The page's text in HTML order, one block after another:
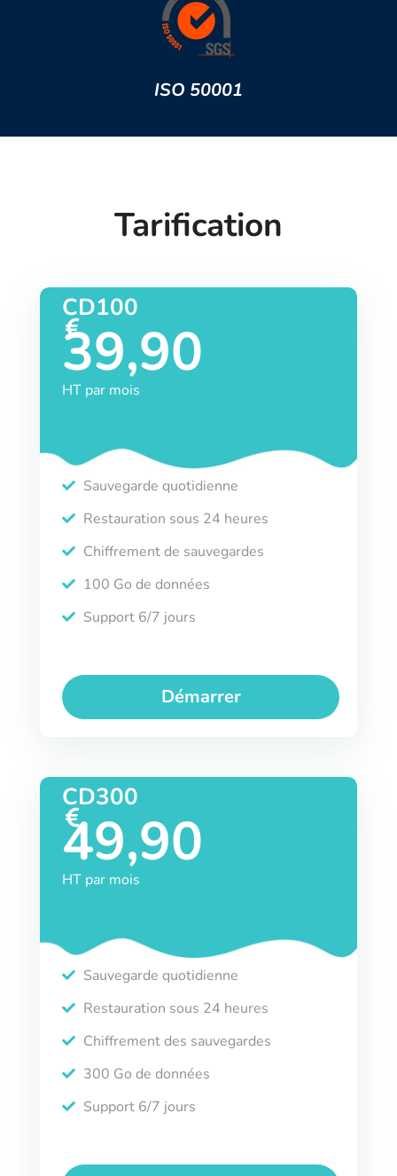
ISO 50001
Tarification
CD100
39,90
HT par mois
Sauvegarde quotidienne
Restauration sous 24 heures
Chiffrement de sauvegardes
100 Go de données
Support 6/7 jours
Démarrer
CD300
49,90
HT par mois
Sauvegarde quotidienne
Restauration sous 24 heures
Chiffrement des sauvegardes
300 Go de données
Support 6/7 jours